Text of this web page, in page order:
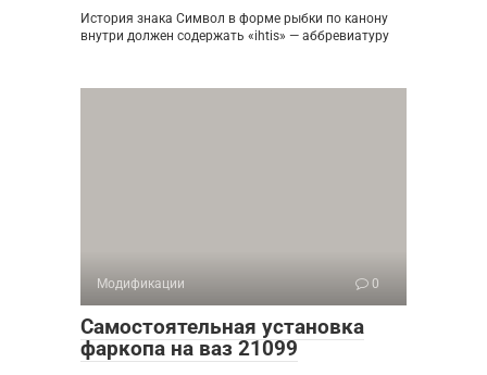
История знака Символ в форме рыбки по канону
внутри должен содержать «ihtis» — аббревиатуру
Модификации 0
Самостоятельная установка
фаркопа на ваз 21099